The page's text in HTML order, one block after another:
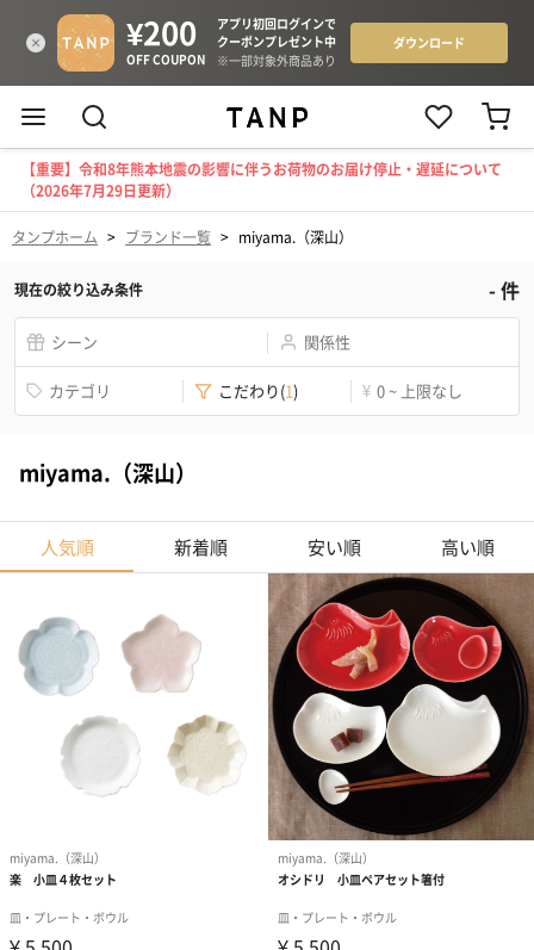
【重要】令和8年熊本地震の影響に伴うお荷物のお届け停止・遅延について
（2026年7月29日更新）
タンプホーム > ブランド一覧 > miyama.（深山）
現在の絞り込み条件 -件
シーン 関係性
カテゴリ こだわり(1) ¥ 0 ~ 上限なし
miyama.（深山）
人気順 新着順 安い順 高い順